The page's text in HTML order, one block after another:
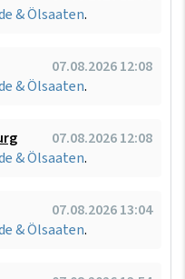
& Ölsaaten.
07.08.2026 12:08
& Ölsaaten.
07.08.2026 12:08
& Ölsaaten.
07.08.2026 13:04
& Ölsaaten.